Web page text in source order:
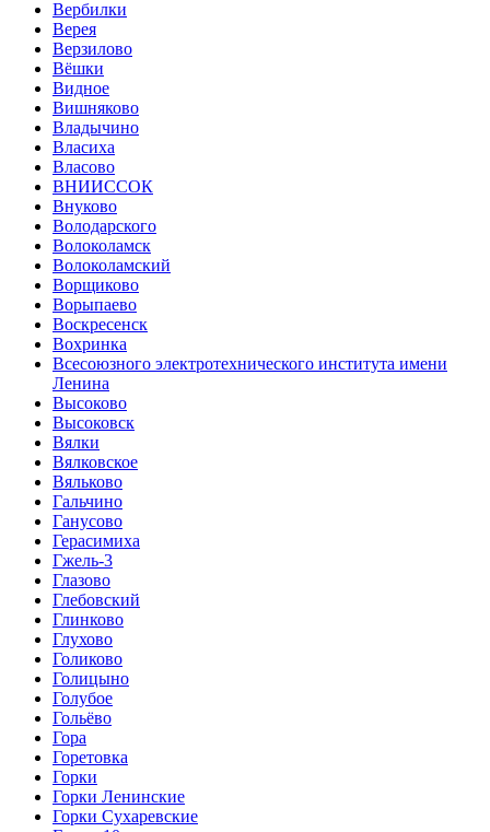
Вербилки
Верея
Верзилово
Вёшки
Видное
Вишняково
Владычино
Власиха
Власово
ВНИИССОК
Внуково
Володарского
Волоколамск
Волоколамский
Ворщиково
Ворыпаево
Воскресенск
Вохринка
Всесоюзного электротехнического института имени
Ленина
Высоково
Высоковск
Вялки
Вялковское
Вяльково
Гальчино
Ганусово
Герасимиха
Гжель-3
Глазово
Глебовский
Глинково
Глухово
Голиково
Голицыно
Голубое
Гольёво
Гора
Горетовка
Горки
Горки Ленинские
Горки Сухаревские